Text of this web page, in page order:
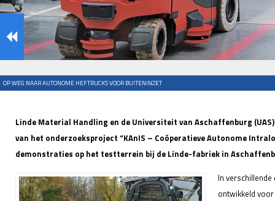
OP WEG NAAR AUTONOME HEFTRUCKS VOOR BUITENINZET
Linde Material Handling en de Universiteit van Aschaffenburg
van het onderzoeksproject “KAnIS – Coöperatieve Autonome
demonstraties op het testterrein bij de Linde-fabriek in
In
ontwikkeld